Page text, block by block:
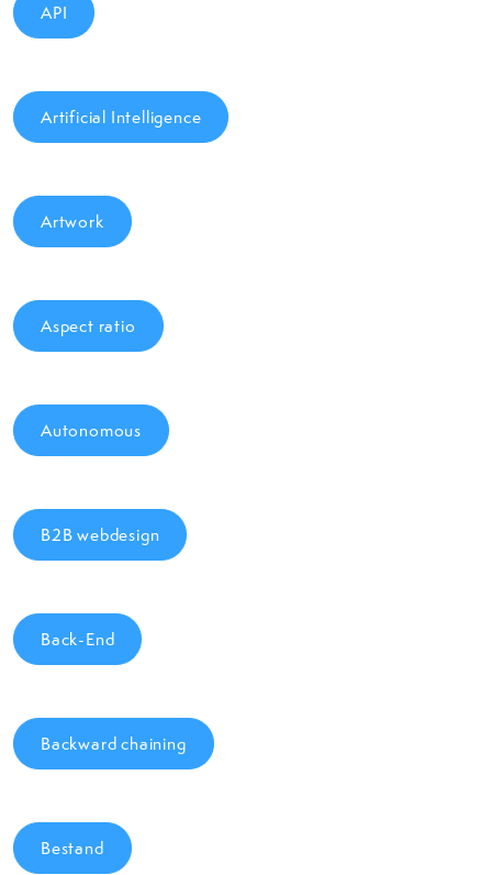
API
Artificial Intelligence
Artwork
Aspect ratio
Autonomous
B2B webdesign
Back-End
Backward chaining
Bestand